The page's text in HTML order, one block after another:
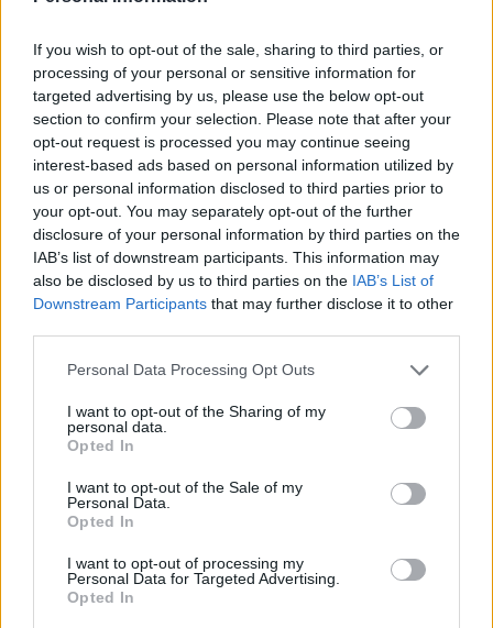
If you wish to opt-out of the sale, sharing to third parties, or
processing of your personal or sensitive information for
targeted advertising by us, please use the below opt-out
section to confirm your selection. Please note that after your
opt-out request is processed you may continue seeing
interest-based ads based on personal information utilized by
us or personal information disclosed to third parties prior to
your opt-out. You may separately opt-out of the further
disclosure of your personal information by third parties on the
IAB’s list of downstream participants. This information may
also be disclosed by us to third parties on the IAB’s List of
Downstream Participants that may further disclose it to other
Personal Data Processing Opt Outs
I want to opt-out of the Sharing of my
personal data.
Opted In
I want to opt-out of the Sale of my
Personal Data.
Opted In
I want to opt-out of processing my
Personal Data for Targeted Advertising.
Opted In
lettere del puzzle:
Ricerca
per
lettere.
Inserisci
tutte
lettere
del
puzzle:
Ricerca
Seleziona il tuo puzzle:
Livello 455
Lettere: TUOATBT
Livello 733
Lettere: BOATUTT
Lettere: BOTTATU
Livello 1630
Lettere: ATTOUBT
(2465voti, media:3,80
Scarica Parole Guru